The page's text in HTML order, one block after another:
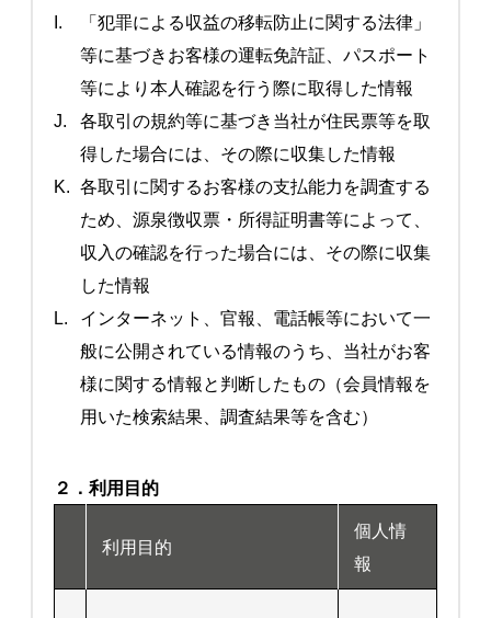
I.
「犯罪による収益の移転防止に関する法律」
等に基づきお客様の運転免許証、パスポート
等により本人確認を行う際に取得した情報
J.
各取引の規約等に基づき当社が住民票等を取
得した場合には、その際に収集した情報
K. 各取引に関するお客様の支払能力を調査する
ため、源泉徴収票・所得証明書等によって、
収入の確認を行った場合には、その際に収集
した情報
L.
インターネット、官報、電話帳等において一
般に公開されている情報のうち、当社がお客
様に関する情報と判断したもの（会員情報を
用いた検索結果、調査結果等を含む）
２．利用目的
利用目的
個人情
報